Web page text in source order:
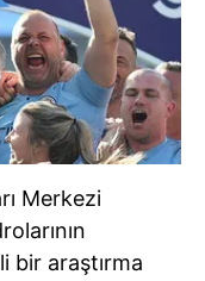
Merkezi
bir araştırma